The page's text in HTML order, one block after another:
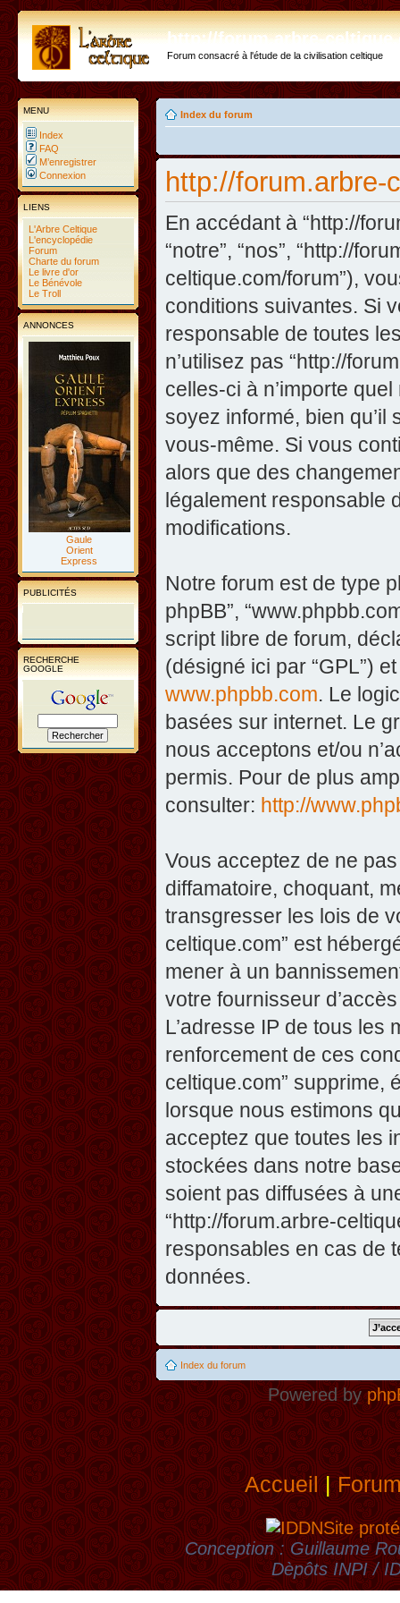
http://forum.arbre-
Forum consacré à l'étude de la civilisation celtique
MENU
Index
FAQ
M’enregistrer
Connexion
LIENS
L'Arbre Celtique
L'encyclopédie
Forum
Charte du forum
Le livre d'or
Le Bénévole
Le Troll
ANNONCES
Gaule
Orient
Express
PUBLICITÉS
RECHERCHE
GOOGLE
Index du forum
http://forum.arbre-
En accédant à “http://
“notre”, “nos”, “http://
celtique.com/forum”),
conditions suivantes. Si
responsable de toutes
n’utilisez pas “http://
celles-ci à n’importe
soyez informé, bien
vous-même. Si vous
alors que des
légalement responsable
modifications.
Notre forum est de type
phpBB”,
script libre de forum,
(désigné ici par “GPL”)
www.phpbb.com. Le
basées sur internet. Le
nous acceptons et/ou
permis. Pour de plus
consulter: http://
Vous acceptez de ne
diffamatoire, choquant,
transgresser les lois de
celtique.com” est
mener à un
votre fournisseur
L’adresse IP de tous
renforcement de ces
celtique.com” supprime,
lorsque nous estimons
acceptez que toutes les
stockées dans notre
soient pas diffusées à
“http://forum.arbre-
responsables en cas de
données.
Index du forum
Powered by
Accueil|
Site
Conception : Guillaume
Dèpôts INPI /